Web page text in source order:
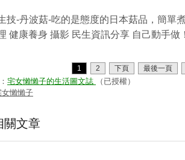
1 2 下頁 最後一頁
宅女懶懶子的生活圖文誌
（已授權）
女懶懶子
關文章